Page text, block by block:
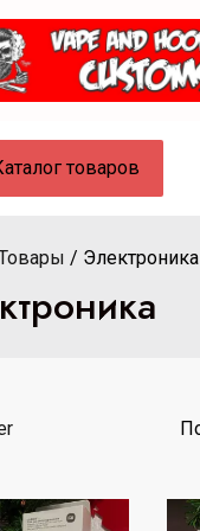
товаров
Электроника